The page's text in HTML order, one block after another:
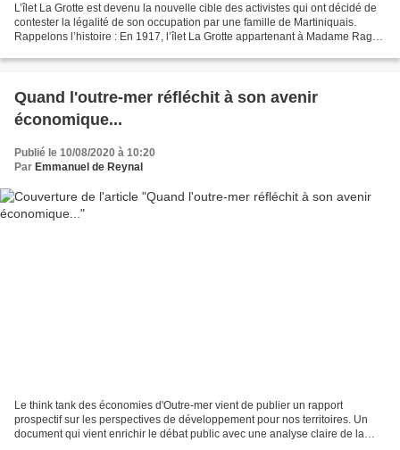
L’îlet La Grotte est devenu la nouvelle cible des activistes qui ont décidé de
contester la légalité de son occupation par une famille de Martiniquais.
Rappelons l’histoire : En 1917, l’îlet La Grotte appartenant à Madame Ragot
Quand l'outre-mer réfléchit à son avenir
économique...
Publié le 10/08/2020 à 10:20
Par Emmanuel de Reynal
Le think tank des économies d'Outre-mer vient de publier un rapport
prospectif sur les perspectives de développement pour nos territoires. Un
document qui vient enrichir le débat public avec une analyse claire de la